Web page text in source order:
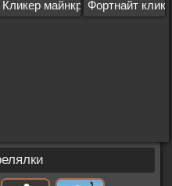
3
Кликер майнкрафтФортнайт